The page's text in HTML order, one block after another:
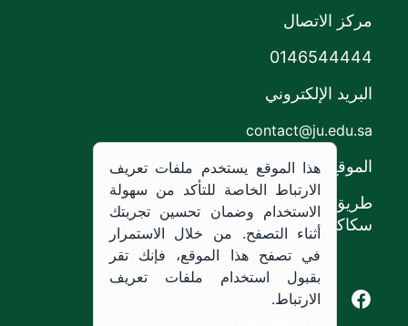
مركز الاتصال
0146544444
البريد الإلكتروني
contact@ju.edu.sa
الموقع
طريق الملك خالد،
سكاكا, المملكة العربية السعودية.
Facebook of Jouf University
X of Jouf University
هذا الموقع يستخدم ملفات تعريف
الارتباط الخاصة للتأكد من سهولة
الاستخدام وضمان تحسين تجربتك
أثناء التصفح. من خلال الاستمرار
في تصفح هذا الموقع، فإنك تقر
بقبول استخدام ملفات تعريف
الارتباط.